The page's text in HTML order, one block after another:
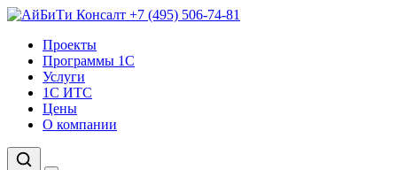
+7 (495) 506-74-81
Проекты
Программы 1С
Услуги
1С ИТС
Цены
О компании